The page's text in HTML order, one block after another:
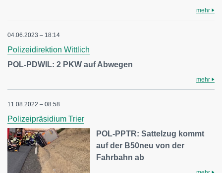
mehr
04.06.2023 – 18:14
Polizeidirektion Wittlich
POL-PDWIL: 2 PKW auf Abwegen
mehr
11.08.2022 – 08:58
Polizeipräsidium Trier
POL-PPTR: Sattelzug kommt
auf der B50neu von der
Fahrbahn ab